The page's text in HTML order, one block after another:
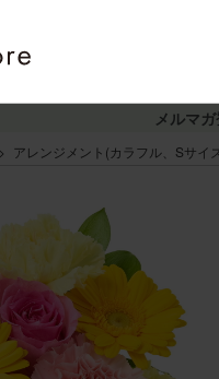
メルマ
アレンジメント(カラフル、Sサイ